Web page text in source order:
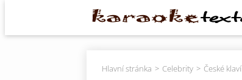
Hlavní stránka Celebrity České